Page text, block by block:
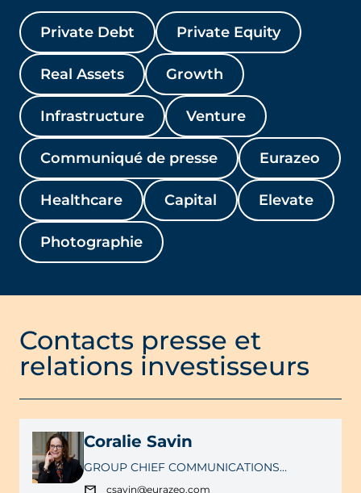
Private Debt Private Equity
Real Assets Growth
Infrastructure Venture
Communiqué de presse Eurazeo
Healthcare Capital Elevate
Photographie
Contacts presse et
relations investisseurs
Coralie Savin
GROUP CHIEF COMMUNICATIONS
OFFICER
csavin@eurazeo.com